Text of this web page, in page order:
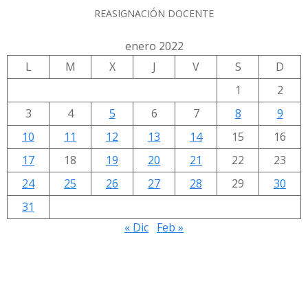
REASIGNACIÓN DOCENTE
enero 2022
L
M X J V S
D
1
2
3
4 5 6 7 8
9
10
11 12 13 14 15
16
17
18 19 20 21 22
23
24
25 26 27 28 29
30
31
« Dic Feb »